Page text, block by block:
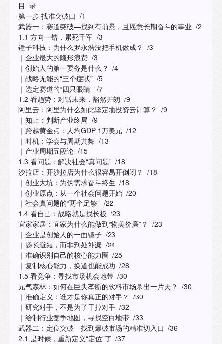
目 录
第一步 找准突破口 /1
武器一：赛道突破—找到有前景，且愿意长期奋斗的事业 /2
1.1 方向一错，累死千军 /3
锤子科技：为什么罗永浩没把手机做成？ /3
｜企业最大的隐形浪费 /3
｜创始人的第一要务是什么？ /4
｜战略无能的“三个症状” /5
｜选定赛道的“四只眼睛” /7
1.2 看趋势：对话未来，豁然开朗 /9
阿里云：阿里为什么如此坚定地投资云计算？ /9
｜知止：判断产业终局 /9
｜跨越黄金点：人均GDP 1万美元 /12
｜时机：学会与周期共舞 /13
｜产业周期五段论 /15
1.3 看问题：解决社会“真问题” /18
沙拉店：开沙拉店为什么很容易开倒闭？ /18
｜创业大坑：为伪需求奋斗终生 /18
｜创业原点：从一个社会问题开始 /20
｜社会真问题的“两个足够” /22
1.4 看自己：战略就是找长板 /23
宜家家居：宜家为什么能做到“物美价廉”？ /23
｜企业是创始人的一面镜子 /23
｜扬长避短，而非到处补漏 /24
｜准确识别自己的核心能力圈 /25
｜复制核心能力，换道也能成功 /28
1.5 看竞争：寻找市场机会地带 /30
元气森林：如何在巨头垄断的饮料市场杀出一片天？ /30
｜准确定义：谁才是你真正的对手？ /30
｜研究对手，不是为了干掉对手 /32
｜绘制行业竞争地图，寻找空白地带 /33
武器二：定位突破—找到爆破市场的精准切入口 /36
2.1 是时候，重新定义“定位”了 /37